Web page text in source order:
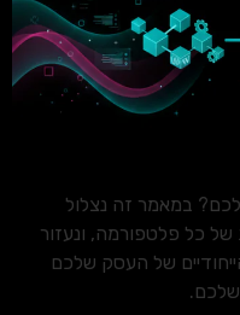
במאמר זה נצלול
של כל פלטפורמה, ונעזור
של העסק שלכם